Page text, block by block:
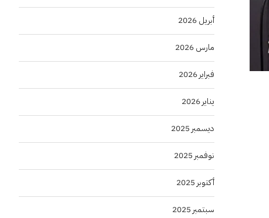
أبريل 2026
مارس 2026
فبراير 2026
يناير 2026
ديسمبر 2025
نوفمبر 2025
أكتوبر 2025
سبتمبر 2025